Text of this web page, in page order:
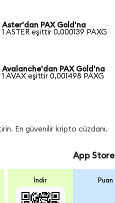
Aster'dan PAX Gold'na
1 ASTER eşittir 0,000139 PAXG
Avalanche'dan PAX Gold'na
1 AVAX eşittir 0,001498 PAXG
En güvenilir kripto cüzdanı.
İndir
App Store
Puan